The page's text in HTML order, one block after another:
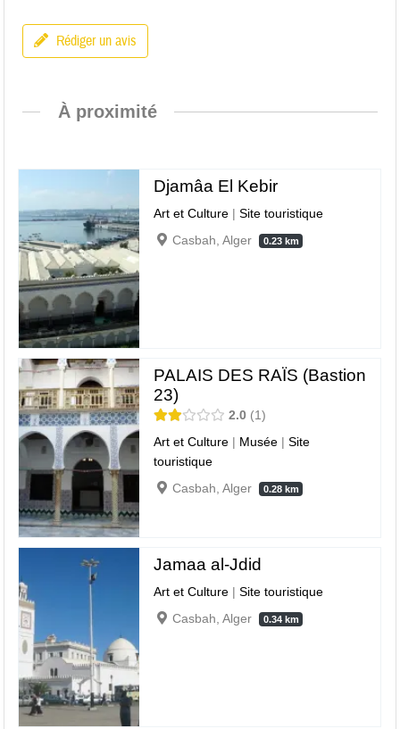
Rédiger un avis
À proximité
Djamâa El Kebir
Art et Culture |Site touristique
Casbah, Alger
0.23 km
PALAIS DES RAÏS (Bastion
23)
2.0
1
Art et Culture | Musée |Site
touristique
Casbah, Alger
0.28 km
Jamaa al-Jdid
Art et Culture |Site touristique
Casbah, Alger
0.34 km